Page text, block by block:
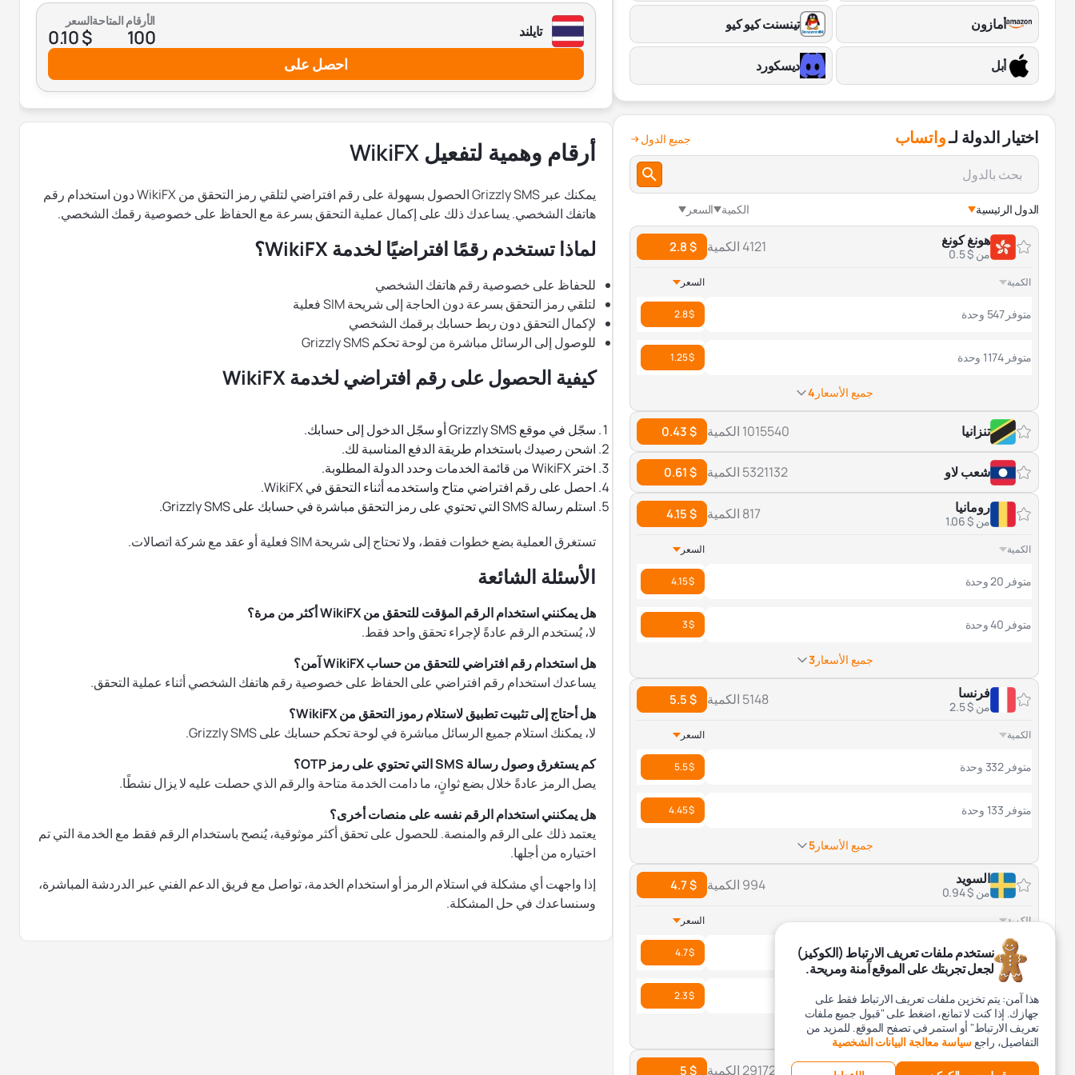
أمازون تينسنت كيو كيو
أبل ديسكورد
اختيار الدولة لـواتساب جميع الدول
الدول الرئيسية الكمية السعر
هونغ كونغ
من $ 0.5 4121 الكمية $ 2.8
الكمية السعر
متوفر 547 وحدة $ 2.8
متوفر 1174 وحدة $ 1.25
جميع الأسعار 4
تنزانيا 1015540 الكمية $ 0.43
شعب لاو 5321132 الكمية $ 0.61
رومانيا
من $ 1.06 817 الكمية $ 4.15
الكمية السعر
متوفر 20 وحدة $ 4.15
متوفر 40 وحدة $ 3
جميع الأسعار3
فرنسا
من $ 2.5 5148 الكمية $ 5.5
الكمية السعر
متوفر 332 وحدة $ 5.5
متوفر 133 وحدة $ 4.45
جميع الأسعار5
السويد
من $ 0.94 994 الكمية $ 4.7
الكمية السعر
متوفر 246 وحدة $ 4.7
متوفر 105 وحدة $ 2.3
جميع الأسعار5
الولايات المتحدة الأمريكية 29172 الكمية $ 5
تايلند
الأرقام المتاحة
100
السعر
$ 0.10
احصل على
أرقام وهمية لتفعيل WikiFX
يمكنك عبر Grizzly SMS الحصول بسهولة على رقم افتراضي لتلقي رمز التحقق من WikiFX دون استخدام رقم
هاتفك الشخصي. يساعدك ذلك على إكمال عملية التحقق بسرعة مع الحفاظ على خصوصية رقمك الشخصي.
لماذا تستخدم رقمًا افتراضيًا لخدمة WikiFX؟
للحفاظ على خصوصية رقم هاتفك الشخصي
لتلقي رمز التحقق بسرعة دون الحاجة إلى شريحة SIM فعلية
لإكمال التحقق دون ربط حسابك برقمك الشخصي
للوصول إلى الرسائل مباشرة من لوحة تحكم Grizzly SMS
كيفية الحصول على رقم افتراضي لخدمة WikiFX
سجّل في موقع Grizzly SMS أو سجّل الدخول إلى حسابك.
اشحن رصيدك باستخدام طريقة الدفع المناسبة لك.
اختر WikiFX من قائمة الخدمات وحدد الدولة المطلوبة.
احصل على رقم افتراضي متاح واستخدمه أثناء التحقق في WikiFX.
استلم رسالة SMS التي تحتوي على رمز التحقق مباشرة في حسابك على Grizzly SMS.
تستغرق العملية بضع خطوات فقط، ولا تحتاج إلى شريحة SIM فعلية أو عقد مع شركة اتصالات.
الأسئلة الشائعة
هل يمكنني استخدام الرقم المؤقت للتحقق من WikiFX أكثر من مرة؟
لا، يُستخدم الرقم عادةً لإجراء تحقق واحد فقط.
هل استخدام رقم افتراضي للتحقق من حساب WikiFX آمن؟
يساعدك استخدام رقم افتراضي على الحفاظ على خصوصية رقم هاتفك الشخصي أثناء عملية التحقق.
هل أحتاج إلى تثبيت تطبيق لاستلام رموز التحقق من WikiFX؟
لا، يمكنك استلام جميع الرسائل مباشرة في لوحة تحكم حسابك على Grizzly SMS.
كم يستغرق وصول رسالة SMS التي تحتوي على رمز OTP؟
يصل الرمز عادةً خلال بضع ثوانٍ، ما دامت الخدمة متاحة والرقم الذي حصلت عليه لا يزال نشطًا.
هل يمكنني استخدام الرقم نفسه على منصات أخرى؟
يعتمد ذلك على الرقم والمنصة. للحصول على تحقق أكثر موثوقية، يُنصح باستخدام الرقم فقط مع الخدمة التي تم
اختياره من أجلها.
إذا واجهت أي مشكلة في استلام الرمز أو استخدام الخدمة، تواصل مع فريق الدعم الفني عبر الدردشة المباشرة،
وسنساعدك في حل المشكلة.
نستخدم ملفات تعريف الارتباط (الكوكيز)
لجعل تجربتك على الموقع آمنة ومريحة.
هذا آمن: يتم تخزين ملفات تعريف الارتباط فقط على
جهازك. إذا كنت لا تمانع، اضغط على "قبول جميع ملفات
تعريف الارتباط" أو استمر في تصفح الموقع. للمزيد من
التفاصيل، راجعسياسة معالجة البيانات الشخصية